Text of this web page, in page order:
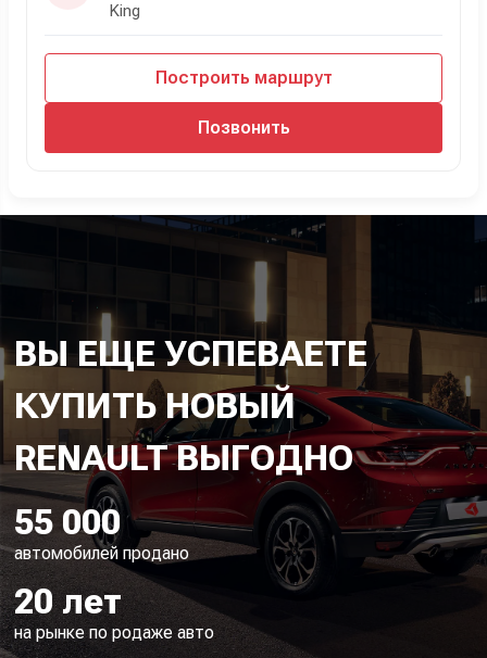
King
Построить маршрут
Позвонить
ВЫ ЕЩЕ УСПЕВАЕТЕ
КУПИТЬ НОВЫЙ
RENAULT ВЫГОДНО
55 000
автомобилей продано
20 лет
на рынке по родаже авто